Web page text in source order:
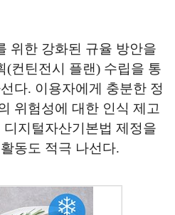
위한 강화된 규율 방안을
(컨틴전시 플랜) 수립을 통
다. 이용자에게 충분한 정
위험성에 대한 인식 제고
지털자산기본법 제정을
동도 적극 나선다.